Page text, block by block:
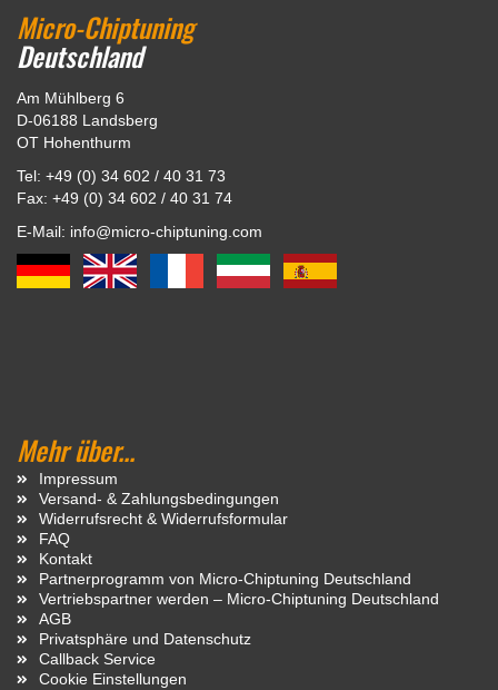
Micro-Chiptuning
Deutschland
Am Mühlberg 6
D-06188 Landsberg
OT Hohenthurm
Tel: +49 (0) 34 602 / 40 31 73
Fax: +49 (0) 34 602 / 40 31 74
E-Mail: info@micro-chiptuning.com
Mehr über...
Impressum
Versand- & Zahlungsbedingungen
Widerrufsrecht & Widerrufsformular
FAQ
Kontakt
Partnerprogramm von Micro-Chiptuning Deutschland
Vertriebspartner werden – Micro-Chiptuning Deutschland
AGB
Privatsphäre und Datenschutz
Callback Service
Cookie Einstellungen